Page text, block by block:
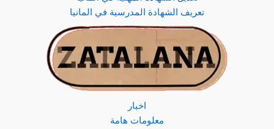
تعريف الشهادة المدرسية في المانيا
اخبار
معلومات هامة